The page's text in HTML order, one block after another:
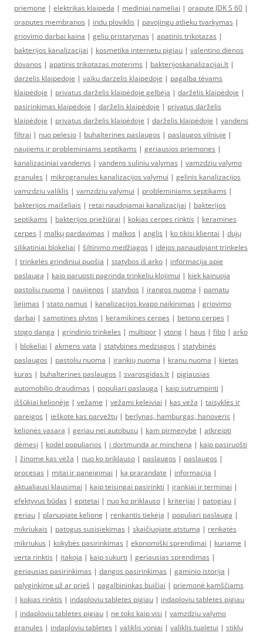
priemone | elektrikas klaipeda | mediniai nameliai | orapute JDK S 60 |
oraputes membranos | indu ploviklis | pavojingu atlieku tvarkymas |
griovimo darbai kaina | geliu pristatymas | apatinis trikotazas |
bakterijos kanalizacijai | kosmetika internetu pigiau | valentino dienos
dovanos | apatinis trikotazas moterims | bakterijoskanalizacijai.lt |
darzelis klaipedoje | vaiku darzelis klaipedoje | pagalba tėvams
klaipėdoje | privatus darželis klaipėdoje gelbėja | darželis klaipėdoje |
pasirinkimas klaipėdoje | darželis klaipėdoje | privatus darželis
klaipėdoje | privatus darželis klaipėdoje | darželis klaipėdoje | vandens
filtrai | nuo pelesio | buhalterines paslaugos | paslaugos vilniuje |
naujiems ir probleminiams septikams | geriausios priemones |
kanalizaciniai vandenys | vandens suliniu valymas | vamzdziu valymo
granules | mikrogranules kanalizacijos valymui | gelinis kanalizacijos
vamzdziu valiklis | vamzdziu valymui | probleminiams septikams |
bakterijos maišeliais | retai naudojamai kanalizacijai | bakterijos
septikams | bakterijos priežiūrai | kokias cerpes rinktis | keramines
cerpes | malkų pardavimas | malkos | anglis | ko tikisi klientai | dujų
silikatiniai blokeliai | šiltinimo medžiagos | idėjos panaudojant trinkeles
| trinkelės grindiniui puošia | statybos iš arko | informacija apie
paslaugą | kaip paruosti pagrinda trinkeliu klojimui | kiek kainuoja
pastoliu nuoma | naujienos | statybos | įrangos nuoma | pamatu
liejimas | stato namus | kanalizacijos kvapo naikinimas | griovimo
darbai | samotines plytos | keramikines cerpes | betono cerpes |
stogo danga | grindinio trinkeles | multipor | ytong | haus | fibo | arko
| blokeliai | akmens vata | statybines medziagos | statybinės
paslaugos | pastoliu nuoma | įrankių nuoma | kranu nuoma | kietas
kuras | buhalterines paslaugos | svarosgidas.lt | pigiausias
automobilio draudimas | populiari paslauga | kaip sutrumpinti |
iššūkiai kelionėje | vežame | vežami keleiviai | kas veža | taisyklės ir
pareigos | ieškote kas parvežtų | berlynas, hamburgas, hanoveris |
kelionės vasarą | geriau nei autobusu | kam pirmenybė | atkreipti
dėmesį | kodėl populiarios | į dortmundą ar mincheną | kaip pasiruošti
| žinome kas veža | nuo ko priklauso | paslaugos | paslaugos |
procesas | mitai ir paneigimai | ką prarandate | informacija |
aktualiausi klausimai | kaip teisingai pasirinkti | įrankiai ir terminai |
efektyvus būdas | epitetai | nuo ko priklauso | kriterijai | patogiau |
geriau | planuojate kelionę | renkantis tiekėją | populiari paslauga |
mikriukais | patogus susisiekimas | skaičiuojate atstumą | renkatės
mikriukus | kokybės pasirinkimas | ekonomiški sprendimai | kuriame |
verta rinktis | įtakoja | kaip sukurti | geriausias sprendimas |
geriausias pasirinkimas | dangos pasirinkimas | gaminio istorija |
palyginkime už ar prieš | pagalbininkas buičiai | priemonė kamščiams
| kokias rinktis | indaploviu tabletes pigiau | indaploviu tabletes pigiau
| indaploviu tabletes pigiau | ne toks kaip visi | vamzdziu valymo
granules | indaploviu tabletes | valiklis voniai | valiklis tualetui | stiklų